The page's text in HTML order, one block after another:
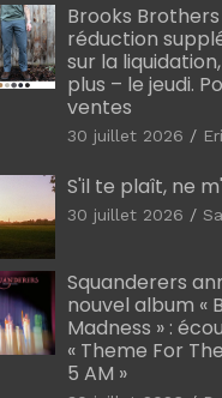
Brooks Brothers
réduction
sur la
plus – le jeudi.
ventes
30 juillet 2026
S'il te plaît, ne
30 juillet 2026
Squanderers
nouvel album «
Madness » :
« Theme For
5 AM »